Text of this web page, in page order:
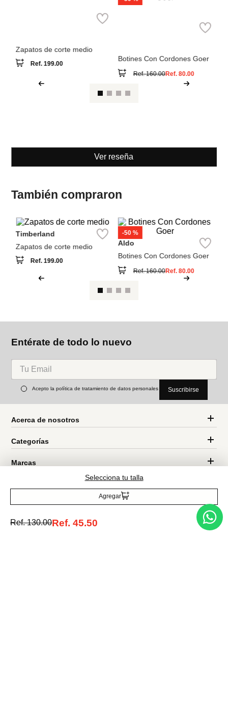
Selecciona tu talla
Agregar
Ref.130.00Ref. 45.50
Timberland
Ver reseña
También compraron
Ref.199.00 Ref.160.00 Ref.80.00
Entérate de todo lo nuevo
Suscribirse